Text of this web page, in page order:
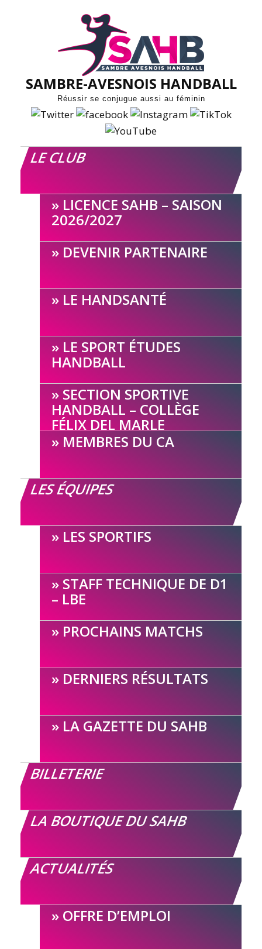
SAMBRE-AVESNOIS HANDBALL
Réussir se conjugue aussi au féminin
LE CLUB
LICENCE SAHB – SAISON
2026/2027
DEVENIR PARTENAIRE
LE HANDSANTÉ
LE SPORT ÉTUDES
HANDBALL
SECTION SPORTIVE
HANDBALL – COLLÈGE
FÉLIX DEL MARLE
MEMBRES DU CA
LES ÉQUIPES
LES SPORTIFS
STAFF TECHNIQUE DE D1
– LBE
PROCHAINS MATCHS
DERNIERS RÉSULTATS
LA GAZETTE DU SAHB
BILLETERIE
LA BOUTIQUE DU SAHB
ACTUALITÉS
OFFRE D’EMPLOI